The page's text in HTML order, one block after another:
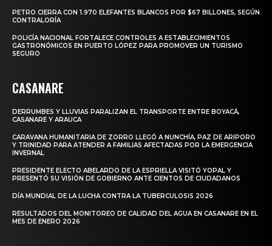
PETRO CIERRA CON 1.970 ELEFANTES BLANCOS POR $67 BILLONES, SEGÚN
CONTRALORÍA
POLICÍA NACIONAL FORTALECE CONTROLES A ESTABLECIMIENTOS
GASTRONÓMICOS EN PUERTO LÓPEZ PARA PROMOVER UN TURISMO
SEGURO
CASANARE
DERRUMBES Y LLUVIAS PARALIZAN EL TRANSPORTE ENTRE BOYACÁ,
CASANARE Y ARAUCA
CARAVANA HUMANITARIA DE ZORRO LLEGÓ A NUNCHÍA, PAZ DE ARIPORO
Y TRINIDAD PARA ATENDER A FAMILIAS AFECTADAS POR LA EMERGENCIA
INVERNAL
PRESIDENTE ELECTO ABELARDO DE LA ESPRIELLA VISITÓ YOPAL Y
PRESENTÓ SU VISIÓN DE GOBIERNO ANTE CIENTOS DE CIUDADANOS
DÍA MUNDIAL DE LA LUCHA CONTRA LA TUBERCULOSIS 2026
RESULTADOS DEL MONITOREO DE CALIDAD DEL AGUA EN CASANARE EN EL
MES DE ENERO 2026